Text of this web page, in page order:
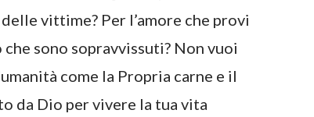
vittime? Per l’amore che provi
sono sopravvissuti? Non vuoi
come la Propria carne e il
da Dio per vivere la tua vita